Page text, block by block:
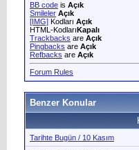
BB code is Açık
Smileler Açık
[IMG] Kodları Açık
HTML-KodlarıKapalı
Trackbacks are Açık
Pingbacks are Açık
Refbacks are Açık
Forum Rules
Benzer Konular
Tarihte Bugün / 10 Kasım